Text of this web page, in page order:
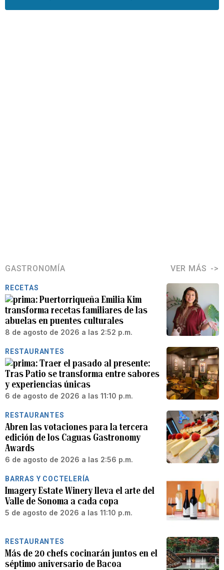
GASTRONOMÍA VER MÁS
RECETAS
Puertorriqueña Emilia Kim
transforma recetas familiares de las
abuelas en puentes culturales
8 de agosto de 2026 a las 2:52 p.m.
RESTAURANTES
Traer el pasado al presente:
Tras Patio se transforma entre sabores
y experiencias únicas
6 de agosto de 2026 a las 11:10 p.m.
RESTAURANTES
Abren las votaciones para la tercera
edición de los Caguas Gastronomy
Awards
6 de agosto de 2026 a las 2:56 p.m.
BARRAS Y COCTELERÍA
Imagery Estate Winery lleva el arte del
Valle de Sonoma a cada copa
5 de agosto de 2026 a las 11:10 p.m.
RESTAURANTES
Más de 20 chefs cocinarán juntos en el
séptimo aniversario de Bacoa